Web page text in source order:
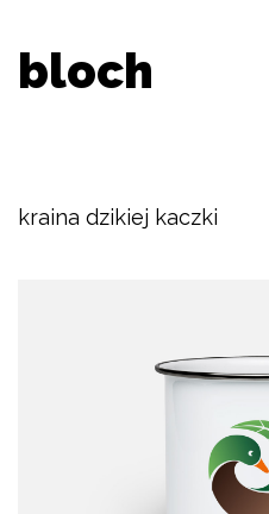
bloch
kraina dzikiej kaczki